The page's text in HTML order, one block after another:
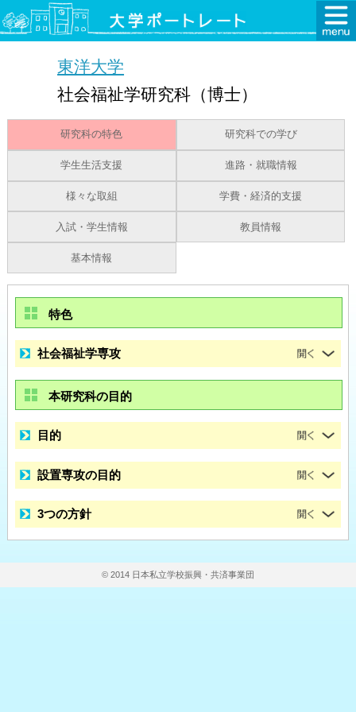
東洋大学
社会福祉学研究科（博士）
研究科の特色 研究科での学び
学生生活支援 進路・就職情報
様々な取組 学費・経済的支援
入試・学生情報 教員情報
基本情報
特色
社会福祉学専攻
本研究科の目的
目的
設置専攻の目的
3つの方針
© 2014 日本私立学校振興・共済事業団